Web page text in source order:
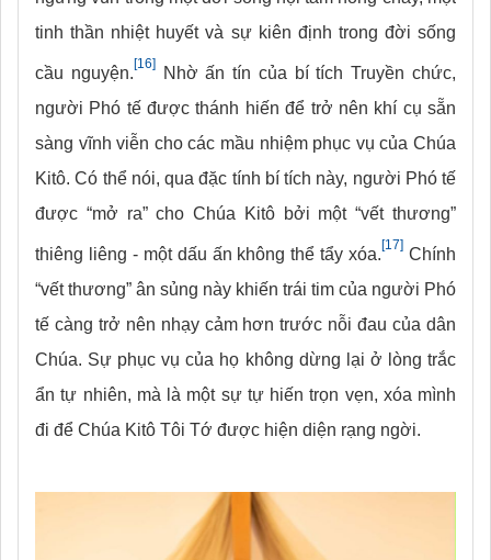
tinh thần nhiệt huyết và sự kiên định trong đời sống
cầu nguyện.[16]Nhờ ấn tín của bí tích Truyền chức,
người Phó tế được thánh hiến để trở nên khí cụ sẵn
sàng vĩnh viễn cho các mầu nhiệm phục vụ của Chúa
Kitô. Có thể nói, qua đặc tính bí tích này, người Phó tế
được “mở ra” cho Chúa Kitô bởi một “vết thương”
thiêng liêng - một dấu ấn không thể tẩy xóa.[17] Chính
“vết thương” ân sủng này khiến trái tim của người Phó
tế càng trở nên nhạy cảm hơn trước nỗi đau của dân
Chúa. Sự phục vụ của họ không dừng lại ở lòng trắc
ẩn tự nhiên, mà là một sự tự hiến trọn vẹn, xóa mình
đi để Chúa Kitô Tôi Tớ được hiện diện rạng ngời.